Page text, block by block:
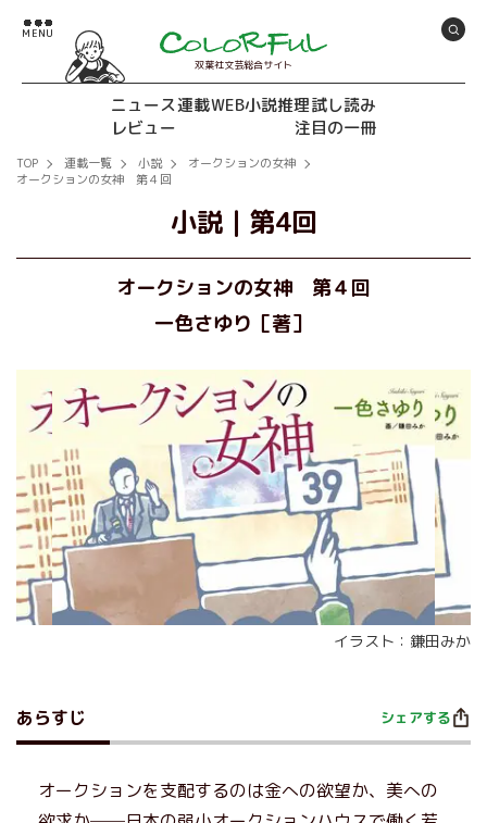
双葉社文芸総合サイト
ニュース連載WEB小説推理試し読み
レビュー
注目の一冊
TOP 連載一覧 小説
オークションの女神
オークションの女神 第４回
小説｜ 第4回
オークションの女神 第４回
一色さゆり［著］
イラスト：鎌田みか
あらすじ シェアする
オークションを支配するのは金への欲望か、美への